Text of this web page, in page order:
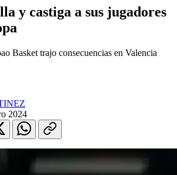
y castiga a sus jugadores
Basket trajo consecuencias en Valencia
2024